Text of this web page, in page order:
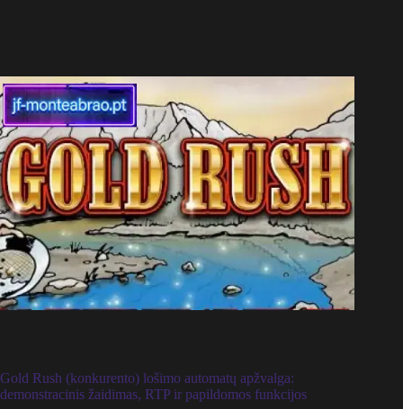
Gold Rush (konkurento) lošimo automatų apžvalga:
demonstracinis žaidimas, RTP ir papildomos funkcijos